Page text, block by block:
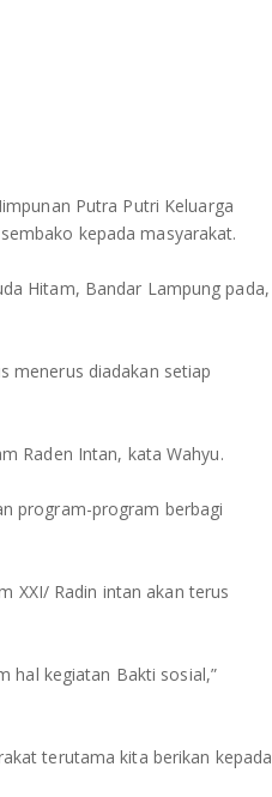
Putra Putri Keluarga
kepada masyarakat.
Hitam, Bandar Lampung pada,
menerus diadakan setiap
Raden Intan, kata Wahyu.
program-program berbagi
XXI/ Radin intan akan terus
hal kegiatan Bakti sosial,”
terutama kita berikan kepada